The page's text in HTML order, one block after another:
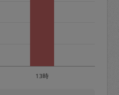
13時